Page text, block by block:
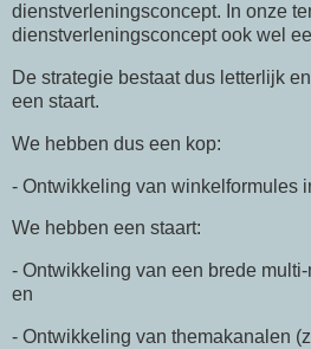
dienstverleningsconcept. In onze
dienstverleningsconcept ook wel
De strategie bestaat dus letterlijk
een staart.
We hebben dus een kop:
- Ontwikkeling van winkelformules
We hebben een staart:
- Ontwikkeling van een brede
en
- Ontwikkeling van themakanalen